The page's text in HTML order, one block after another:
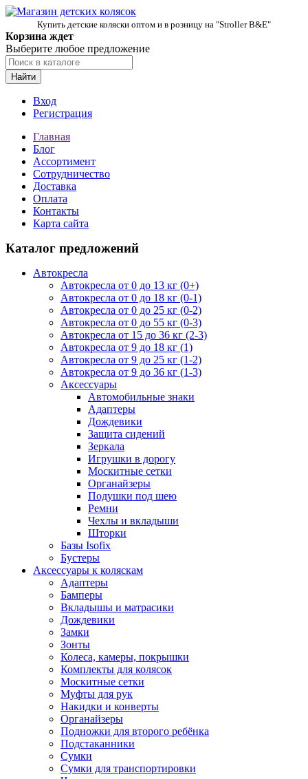
Купить детские коляски оптом и в розницу на "Stroller B&E"
Корзина ждет
Выберите любое предложение
Найти
Вход
Регистрация
Главная
Блог
Ассортимент
Сотрудничество
Доставка
Оплата
Контакты
Карта сайта
Каталог предложений
Автокресла
Автокресла от 0 до 13 кг (0+)
Автокресла от 0 до 18 кг (0-1)
Автокресла от 0 до 25 кг (0-2)
Автокресла от 0 до 55 кг (0-3)
Автокресла от 15 до 36 кг (2-3)
Автокресла от 9 до 18 кг (1)
Автокресла от 9 до 25 кг (1-2)
Автокресла от 9 до 36 кг (1-3)
Аксессуары
Автомобильные знаки
Адаптеры
Дождевики
Защита сидений
Зеркала
Игрушки в дорогу
Москитные сетки
Органайзеры
Подушки под шею
Ремни
Чехлы и вкладыши
Шторки
Базы Isofix
Бустеры
Аксессуары к коляскам
Адаптеры
Бамперы
Вкладышы и матрасики
Дождевики
Замки
Зонты
Колеса, камеры, покрышки
Комплекты для колясок
Москитные сетки
Муфты для рук
Накидки и конверты
Органайзеры
Подножки для второго ребёнка
Подстаканники
Сумки
Сумки для транспортировки